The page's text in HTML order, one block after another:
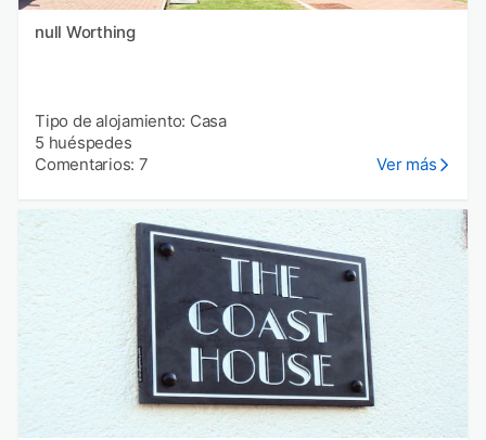
null Worthing
Tipo de alojamiento: Casa
5 huéspedes
Comentarios: 7
Ver más